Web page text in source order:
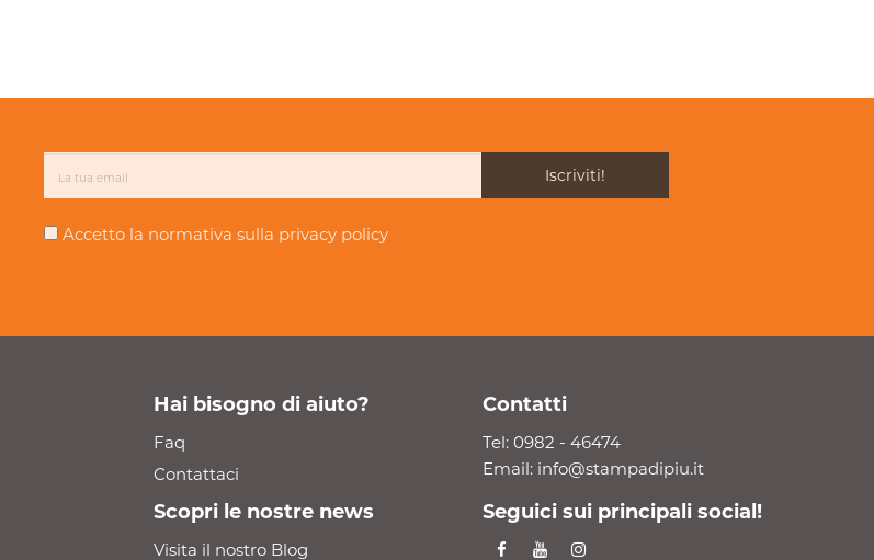
Iscriviti!
Accetto la normativa sulla privacy policy
Hai bisogno di aiuto?
Faq
Contattaci
Scopri le nostre news
Visita il nostro Blog
Contatti
Tel: 0982 - 46474
Email: info@stampadipiu.it
Seguici sui principali social!